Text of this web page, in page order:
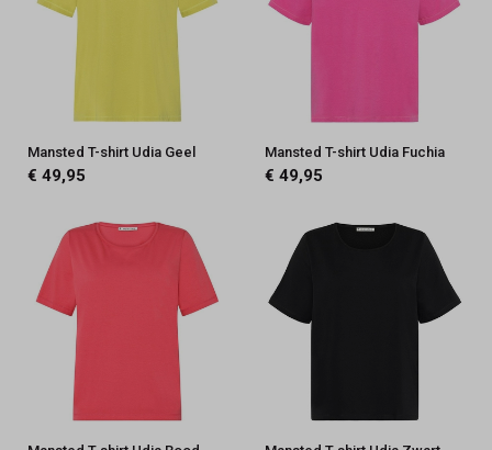
Mansted T-shirt Udia Geel
€ 49,95
Mansted T-shirt Udia Fuchia
€ 49,95